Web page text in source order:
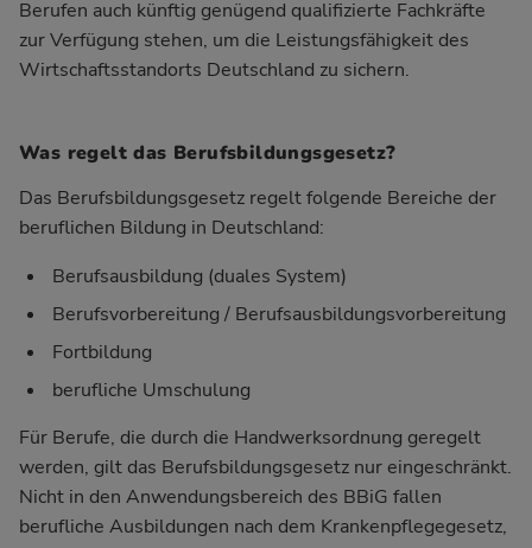
Berufen auch künftig genügend qualifizierte Fachkräfte
zur Verfügung stehen, um die Leistungsfähigkeit des
Wirtschaftsstandorts Deutschland zu sichern.
Was regelt das Berufsbildungsgesetz?
Das Berufsbildungsgesetz regelt folgende Bereiche der
beruflichen Bildung in Deutschland:
Berufsausbildung (duales System)
Berufsvorbereitung / Berufsausbildungsvorbereitung
Fortbildung
berufliche Umschulung
Für Berufe, die durch die Handwerksordnung geregelt
werden, gilt das Berufsbildungsgesetz nur eingeschränkt.
Nicht in den Anwendungsbereich des BBiG fallen
berufliche Ausbildungen nach dem Krankenpflegegesetz,